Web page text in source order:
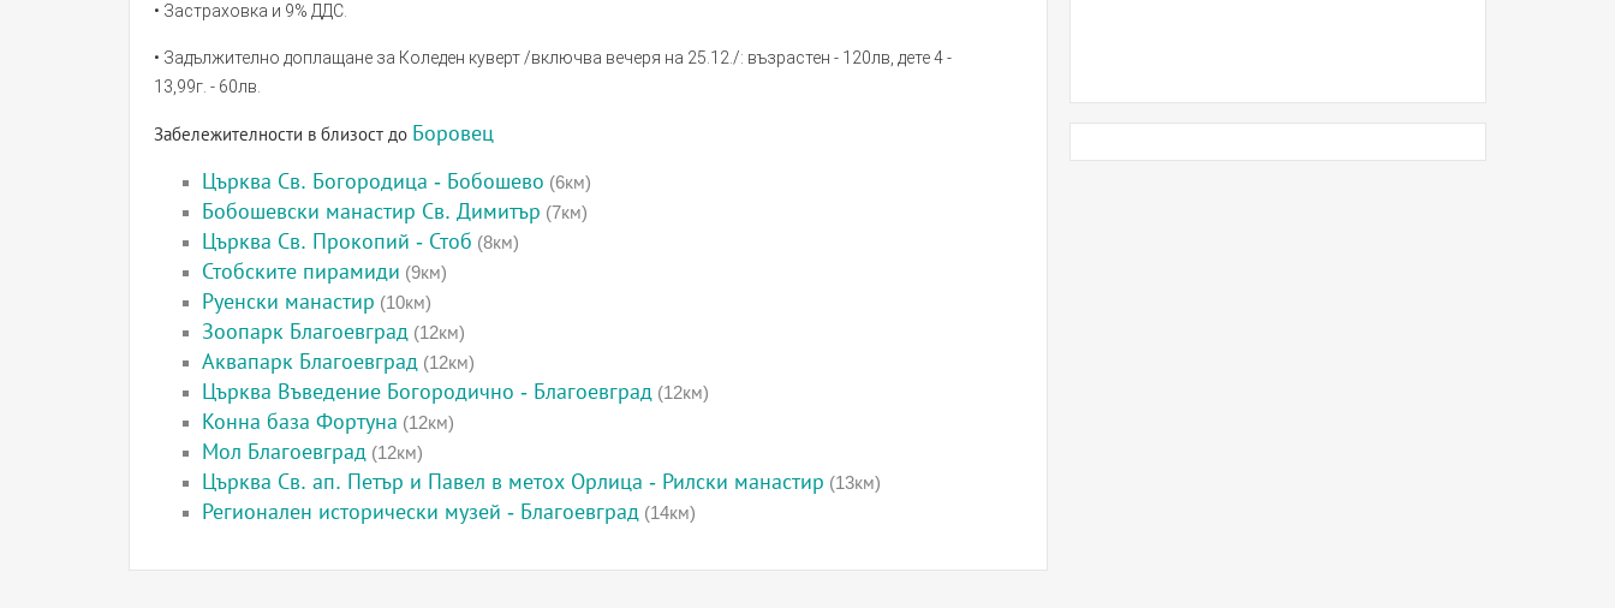
• Застраховка и 9% ДДС.
• Задължително доплащане за Коледен куверт /включва вечеря на 25.12./: възрастен - 120лв, дете 4 -
13,99г. - 60лв.
Забележителности в близост до Боровец
Църква Св. Богородица - Бобошево (6км)
Бобошевски манастир Св. Димитър (7км)
Църква Св. Прокопий - Стоб (8км)
Стобските пирамиди (9км)
Руенски манастир (10км)
Зоопарк Благоевград (12км)
Аквапарк Благоевград (12км)
Църква Въведение Богородично - Благоевград (12км)
Конна база Фортуна (12км)
Мол Благоевград (12км)
Църква Св. ап. Петър и Павел в метох Орлица - Рилски манастир (13км)
Регионален исторически музей - Благоевград (14км)